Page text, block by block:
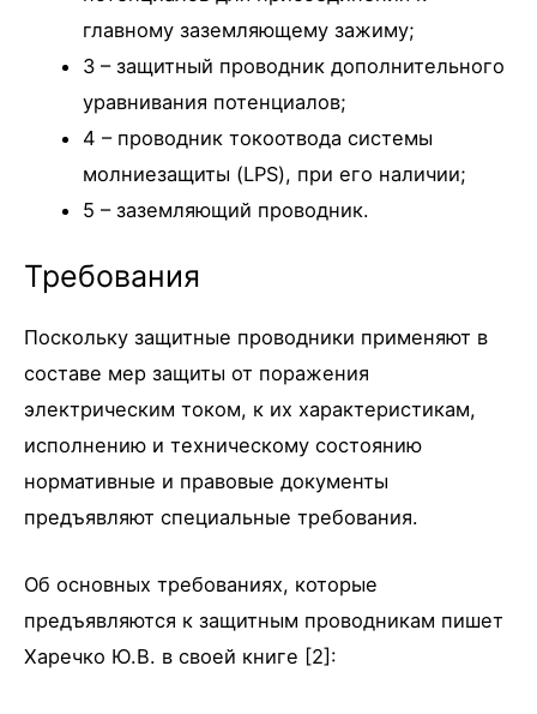
главному заземляющему зажиму;
3 – защитный проводник дополнительного
уравнивания потенциалов;
4 – проводник токоотвода системы
молниезащиты (LPS), при его наличии;
5 – заземляющий проводник.
Требования
Поскольку защитные проводники применяют в
составе мер защиты от поражения
электрическим током, к их характеристикам,
исполнению и техническому состоянию
нормативные и правовые документы
предъявляют специальные требования.
Об основных требованиях, которые
предъявляются к защитным проводникам пишет
Харечко Ю.В. в своей книге [2]: